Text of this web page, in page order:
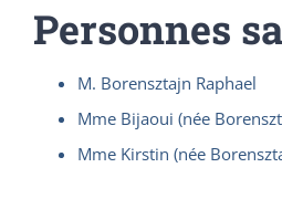
Personnes
M. Borensztajn Raphael
Mme Bijaoui (née
Mme Kirstin (née